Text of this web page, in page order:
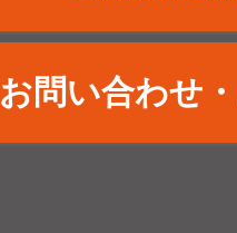
お問い合わせ